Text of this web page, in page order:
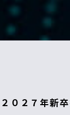
２０２７年新